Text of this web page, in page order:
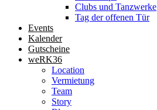
Clubs und Tanzwerke
Tag der offenen Tür
Events
Kalender
Gutscheine
weRK36
Location
Vermietung
Team
Story